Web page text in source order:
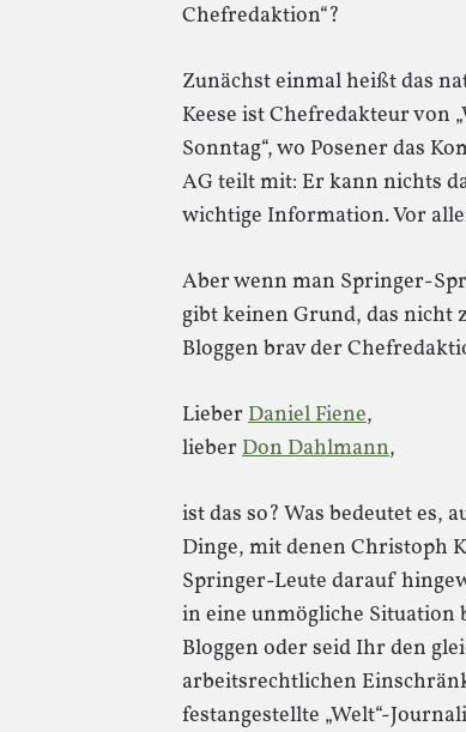
Chefredaktion“?
Zunächst einmal heißt das
Keese ist Chefredakteur von
Sonntag“, wo Posener das
AG teilt mit: Er kann nichts
wichtige Information. Vor
Aber wenn man Springer-
gibt keinen Grund, das nicht
Bloggen brav der
Lieber Daniel Fiene,
lieber Don Dahlmann,
ist das so? Was bedeutet es,
Dinge, mit denen Christoph
Springer-Leute darauf
in eine unmögliche
Bloggen oder seid Ihr den
arbeitsrechtlichen
festangestellte „Welt“-